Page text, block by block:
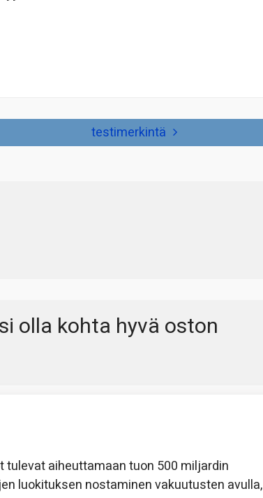
testimerkintä
olla kohta hyvä oston
aiheuttamaan tuon 500 miljardin
luokituksen nostaminen vakuutusten avulla,